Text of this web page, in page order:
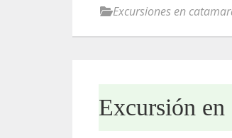
Excursiones en
Excursión en